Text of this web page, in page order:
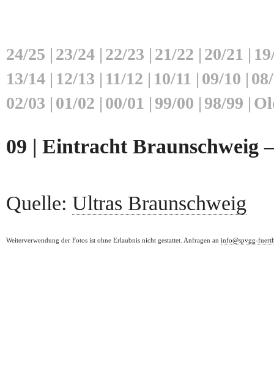
24/25 | 23/24 | 22/23 | 21/22 | 20/21 |
13/14 | 12/13 | 11/12 | 10/11 | 09/10 |
02/03 | 01/02 | 00/01 | 99/00 | 98/99 |
09 | Eintracht Braunschweig
Quelle: Ultras Braunschweig
Weiterverwendung der Fotos ist ohne Erlaubnis nicht gestattet. Anfragen an info@spvgg-